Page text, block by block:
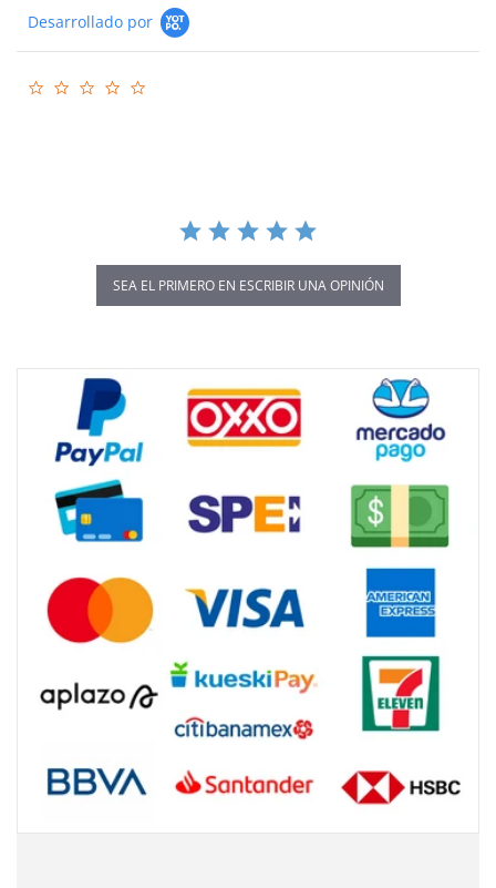
Desarrollado por
SEA EL PRIMERO EN ESCRIBIR UNA OPINIÓN